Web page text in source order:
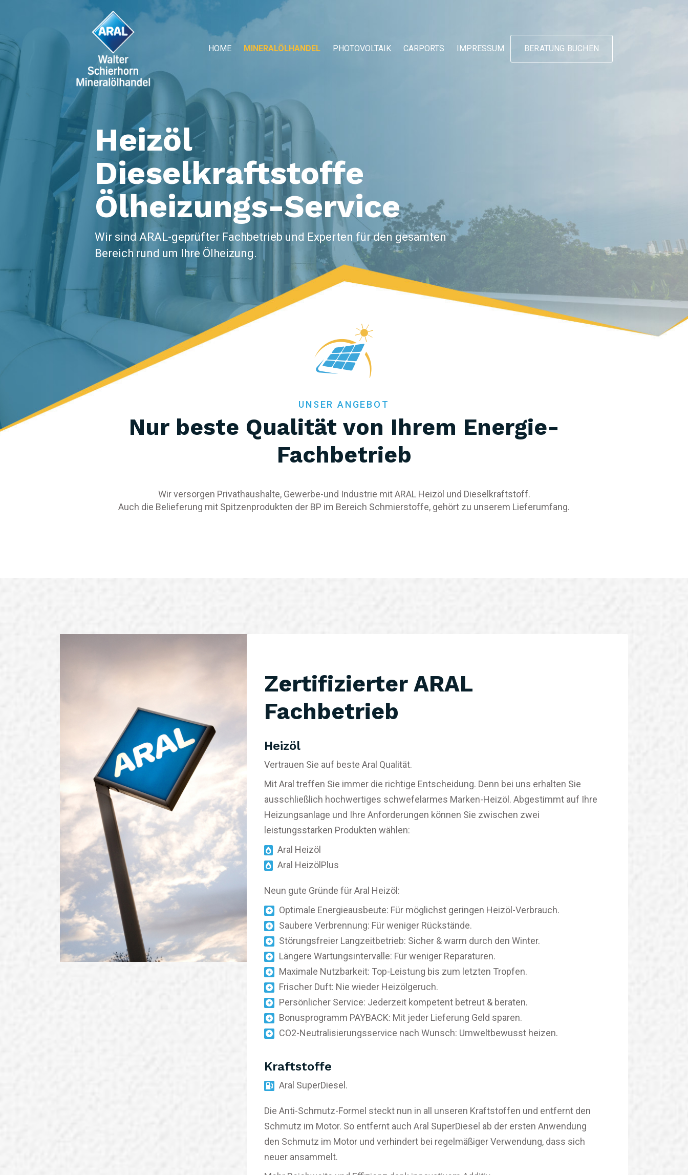
HOME MINERALÖLHANDEL PHOTOVOLTAIK CARPORTS IMPRESSUM BERATUNG BUCHEN
Heizöl
Dieselkraftstoffe
Ölheizungs-Service
Wir sind ARAL-geprüfter Fachbetrieb und Experten für den gesamten
Bereich rund um Ihre Ölheizung.
UNSER ANGEBOT
Nur beste Qualität von Ihrem Energie-
Fachbetrieb
Wir versorgen Privathaushalte, Gewerbe-und Industrie mit ARAL Heizöl und Dieselkraftstoff.
Auch die Belieferung mit Spitzenprodukten der BP im Bereich Schmierstoffe, gehört zu unserem Lieferumfang.
Zertifizierter ARAL
Fachbetrieb
Heizöl
Vertrauen Sie auf beste Aral Qualität.
Mit Aral treffen Sie immer die richtige Entscheidung. Denn bei uns erhalten Sie
ausschließlich hochwertiges schwefelarmes Marken-Heizöl. Abgestimmt auf Ihre
Heizungsanlage und Ihre Anforderungen können Sie zwischen zwei
leistungsstarken Produkten wählen:
Aral Heizöl
Aral HeizölPlus
Neun gute Gründe für Aral Heizöl:
Optimale Energieausbeute: Für möglichst geringen Heizöl-Verbrauch.
Saubere Verbrennung: Für weniger Rückstände.
Störungsfreier Langzeitbetrieb: Sicher & warm durch den Winter.
Längere Wartungsintervalle: Für weniger Reparaturen.
Maximale Nutzbarkeit: Top-Leistung bis zum letzten Tropfen.
Frischer Duft: Nie wieder Heizölgeruch.
Persönlicher Service: Jederzeit kompetent betreut & beraten.
Bonusprogramm PAYBACK: Mit jeder Lieferung Geld sparen.
CO2-Neutralisierungsservice nach Wunsch: Umweltbewusst heizen.
Kraftstoffe
Aral SuperDiesel.
Die Anti-Schmutz-Formel steckt nun in all unseren Kraftstoffen und entfernt den
Schmutz im Motor. So entfernt auch Aral SuperDiesel ab der ersten Anwendung
den Schmutz im Motor und verhindert bei regelmäßiger Verwendung, dass sich
neuer ansammelt.